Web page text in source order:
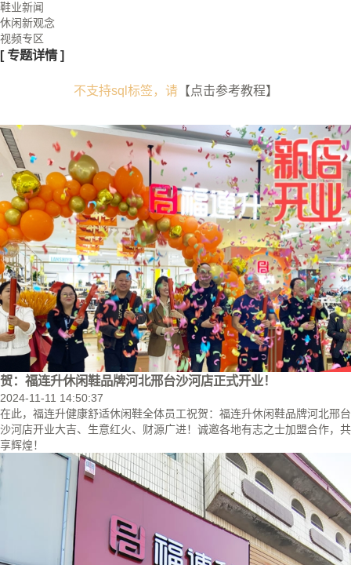
鞋业新闻
休闲新观念
视频专区
[ 专题详情 ]
不支持sql标签，请【点击参考教程】
贺：福连升休闲鞋品牌河北邢台沙河店正式开业！
2024-11-11 14:50:37
在此，福连升健康舒适休闲鞋全体员工祝贺：福连升休闲鞋品牌河北邢台
沙河店开业大吉、生意红火、财源广进！诚邀各地有志之士加盟合作，共
享辉煌！